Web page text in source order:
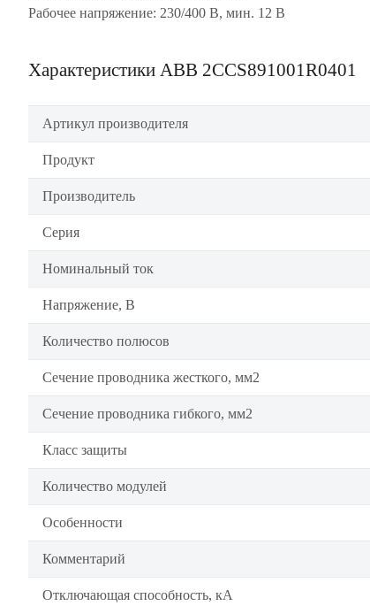
Рабочее напряжение: 230/400 В, мин. 12 В
Характеристики ABB 2CCS891001R0401
Артикул производителя
Продукт
Производитель
Серия
Номинальный ток
Напряжение, В
Количество полюсов
Сечение проводника жесткого, мм2
Сечение проводника гибкого, мм2
Класс защиты
Количество модулей
Особенности
Комментарий
Отключающая способность, кА